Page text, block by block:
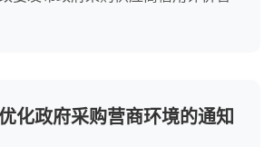
化政府采购营商环境的通知